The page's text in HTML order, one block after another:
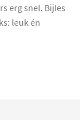
erg snel. Bijles
leuk én